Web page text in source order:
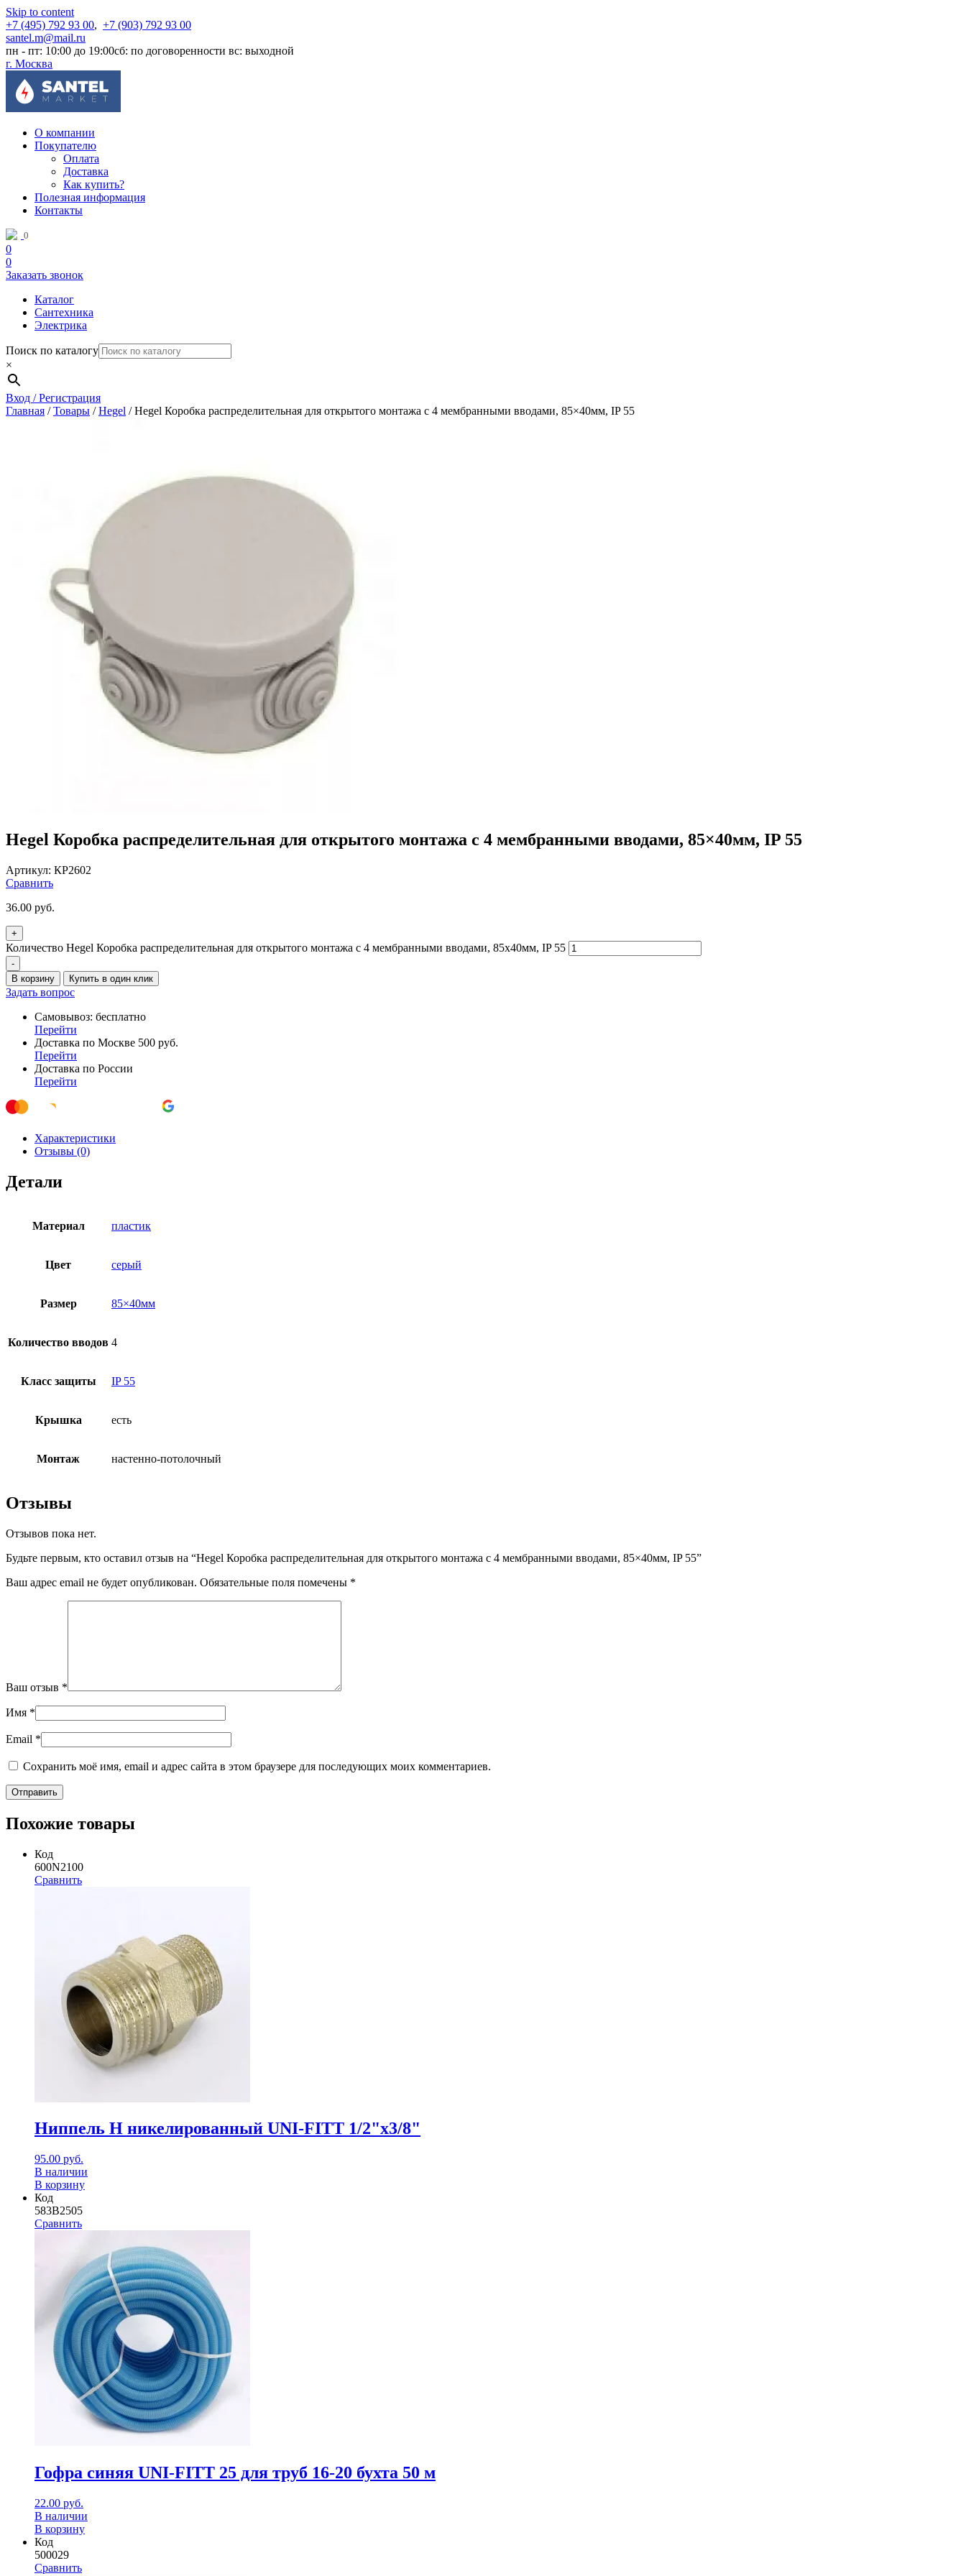
Skip to content
+7 (495) 792 93 00, +7 (903) 792 93 00
santel.m@mail.ru
пн - пт: 10:00 до 19:00сб: по договоренности вс: выходной
г. Москва
О компании
Покупателю
Оплата
Доставка
Как купить?
Полезная информация
Контакты
0
0
0
Заказать звонок
Каталог
Сантехника
Электрика
Поиск по каталогу
×
Вход / Регистрация
Главная /Товары /Hegel /Hegel Коробка распределительная для открытого монтажа с 4 мембранными вводами, 85×40мм, IP 55
Hegel Коробка распределительная для открытого монтажа с 4 мембранными вводами, 85×40мм, IP 55
Артикул: КР2602
Сравнить
36.00 руб.
+
Количество Hegel Коробка распределительная для открытого монтажа с 4 мембранными вводами, 85x40мм, IP 55
-
В корзину
Купить в один клик
Задать вопрос
Самовывоз: бесплатно
Перейти
Доставка по Москве 500 руб.
Перейти
Доставка по России
Перейти
Характеристики
Отзывы (0)
Детали
Материал пластик
Цвет серый
Размер 85×40мм
Количество вводов 4
Класс защиты IP 55
Крышка есть
Монтаж настенно-потолочный
Отзывы
Отзывов пока нет.
Будьте первым, кто оставил отзыв на “Hegel Коробка распределительная для открытого монтажа с 4 мембранными вводами, 85×40мм, IP 55”
Ваш адрес email не будет опубликован. Обязательные поля помечены *
Ваш отзыв *
Имя *
Email *
Сохранить моё имя, email и адрес сайта в этом браузере для последующих моих комментариев.
Похожие товары
Код
600N2100
Сравнить
Ниппель Н никелированный UNI-FITT 1/2"x3/8"
95.00 руб.
В наличии
В корзину
Код
583B2505
Сравнить
Гофра синяя UNI-FITT 25 для труб 16-20 бухта 50 м
22.00 руб.
В наличии
В корзину
Код
500029
Сравнить